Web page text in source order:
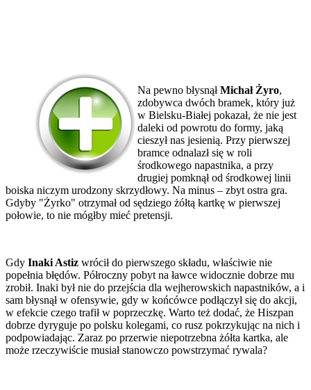
Na pewno błysnąłMichał Żyro,
zdobywca dwóch bramek, który już
w Bielsku-Białej pokazał, że nie jest
daleki od powrotu do formy, jaką
cieszył nas jesienią. Przy pierwszej
bramce odnalazł się w roli
środkowego napastnika, a przy
drugiej pomknął od środkowej linii
boiska niczym urodzony skrzydłowy. Na minus – zbyt ostra gra.
Gdyby "Żyrko" otrzymał od sędziego żółtą kartkę w pierwszej
połowie, to nie mógłby mieć pretensji.
Gdy Inaki Astiz wrócił do pierwszego składu, właściwie nie
popełnia błędów. Półroczny pobyt na ławce widocznie dobrze mu
zrobił. Inaki był nie do przejścia dla wejherowskich napastników, a i
sam błysnął w ofensywie, gdy w końcówce podłączył się do akcji,
w efekcie czego trafił w poprzeczkę. Warto też dodać, że Hiszpan
dobrze dyryguje po polsku kolegami, co rusz pokrzykując na nich i
podpowiadając. Zaraz po przerwie niepotrzebna żółta kartka, ale
może rzeczywiście musiał stanowczo powstrzymać rywala?